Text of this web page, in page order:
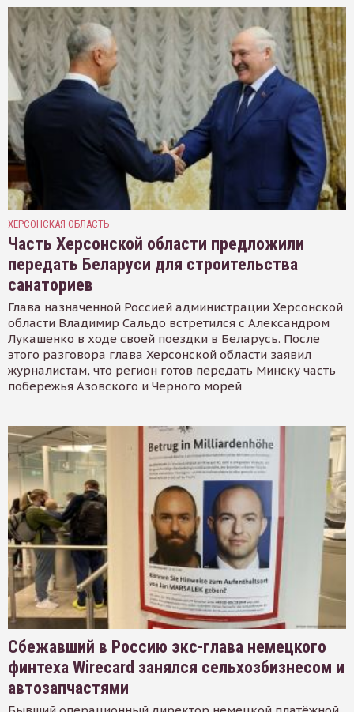
ХЕРСОНСКАЯ ОБЛАСТЬ
Часть Херсонской области предложили
передать Беларуси для строительства
санаториев
Глава назначенной Россией администрации Херсонской
области Владимир Сальдо встретился с Александром
Лукашенко в ходе своей поездки в Беларусь. После
этого разговора глава Херсонской области заявил
журналистам, что регион готов передать Минску часть
побережья Азовского и Черного морей
Сбежавший в Россию экс-глава немецкого
финтеха Wirecard занялся сельхозбизнесом и
автозапчастями